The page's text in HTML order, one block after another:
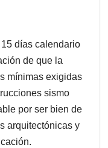
días calendario
de que la
mínimas exigidas
sismo
por ser bien de
arquitectónicas y